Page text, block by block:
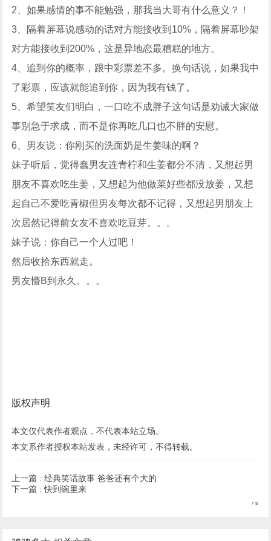
2、如果感情的事不能勉强，那我当大哥有什么意义？！
3、隔着屏幕说感动的话对方能接收到10%，隔着屏幕吵架
对方能接收到200%，这是异地恋最糟糕的地方。
4、追到你的概率，跟中彩票差不多。换句话说，如果我中
了彩票，应该就能追到你，因为我有钱了。
5、希望笑友们明白，一口吃不成胖子这句话是劝诫大家做
事别急于求成，而不是你再吃几口也不胖的安慰。
6、男友说：你刚买的洗面奶是生姜味的啊？
妹子听后，觉得蠢男友连青柠和生姜都分不清，又想起男
朋友不喜欢吃生姜，又想起为他做菜好些都没放姜，又想
起自己不爱吃青椒但男友每次都不记得，又想起男朋友上
次居然记得前女友不喜欢吃豆芽。。。
妹子说：你自己一个人过吧！
然后收拾东西就走。
男友懵B到永久。。。
版权声明
本文仅代表作者观点，不代表本站立场。
本文系作者授权本站发表，未经许可，不得转载。
上一篇 : 经典笑话故事 爸爸还有个大的
下一篇 : 快到碗里来